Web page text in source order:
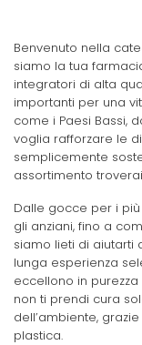
Benvenuto nella
siamo la tua
integratori di alta
importanti per una
come i Paesi Bassi,
voglia rafforzare le
semplicemente
assortimento
Dalle gocce per i
gli anziani, fino a
siamo lieti di aiutarti
lunga esperienza
eccellono in
non ti prendi cura
dell’ambiente,
plastica.